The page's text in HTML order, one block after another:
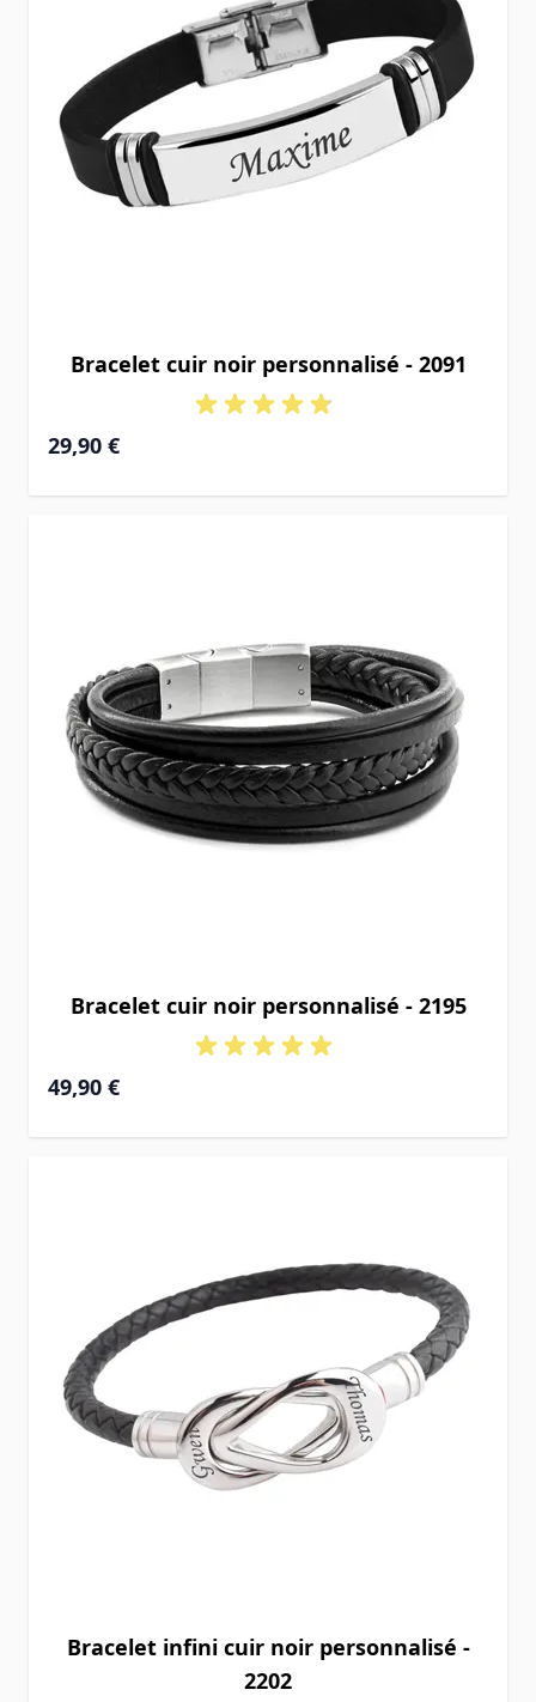
Bracelet cuir noir personnalisé - 2091
29,90 €
Bracelet cuir noir personnalisé - 2195
49,90 €
Bracelet infini cuir noir personnalisé -
2202